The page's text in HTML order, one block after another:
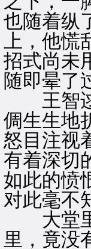
也随着纵
上，他慌
招式尚未
随即晕了
王智逑
倜生生地
怒目注视
有着深切
如此的愤
对此毫不
大堂里
里，竟没